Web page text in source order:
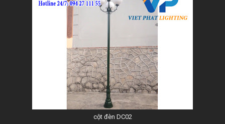
cột đèn DC02